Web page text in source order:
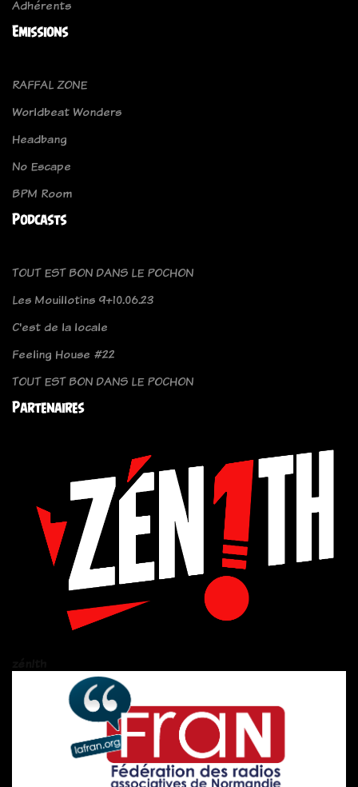
Adhérents
Emissions
RAFFAL ZONE
Worldbeat Wonders
Headbang
No Escape
BPM Room
Podcasts
TOUT EST BON DANS LE POCHON
Les Mouillotins 9+10.06.23
C'est de la locale
Feeling House #22
TOUT EST BON DANS LE POCHON
Partenaires